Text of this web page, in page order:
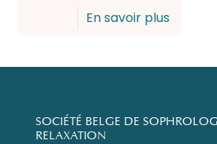
En savoir plus
SOCIÉTÉ BELGE DE
RELAXATION